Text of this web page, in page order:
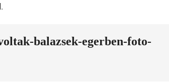
balazsek-egerben-foto-